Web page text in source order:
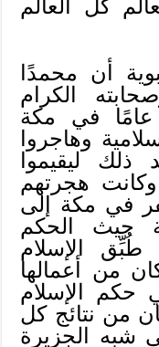
كل العالم
أن محمدًا
الكرام
عامًا في مكة
وهاجروا
ذلك ليقيموا
وكانت هجرتهم
في مكة إلى
حيث الحكم
طُبِّق الإسلام
من أعمالها
حكم الإسلام
من نتائج كل
شبه الجزيرة